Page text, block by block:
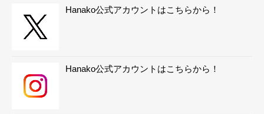
Hanako公式アカウントはこちらから！
Hanako公式アカウントはこちらから！